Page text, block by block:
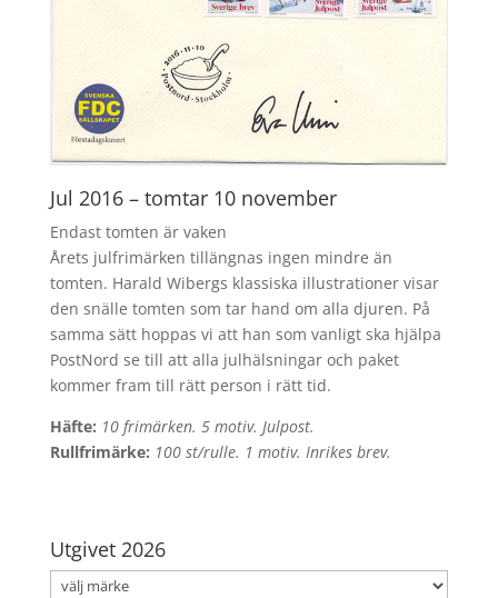
Jul 2016 – tomtar 10 november
Endast tomten är vaken
Årets julfrimärken tillängnas ingen mindre än
tomten. Harald Wibergs klassiska illustrationer visar
den snälle tomten som tar hand om alla djuren. På
samma sätt hoppas vi att han som vanligt ska hjälpa
PostNord se till att alla julhälsningar och paket
kommer fram till rätt person i rätt tid.
Häfte: 10 frimärken. 5 motiv. Julpost.
Rullfrimärke: 100 st/rulle. 1 motiv. Inrikes brev.
Utgivet 2026